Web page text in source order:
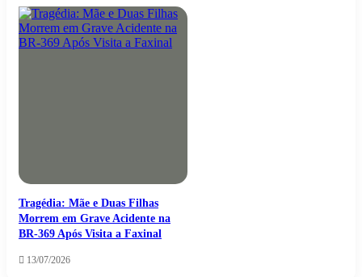
Tragédia: Mãe e Duas Filhas
Morrem em Grave Acidente na
BR-369 Após Visita a Faxinal
13/07/2026